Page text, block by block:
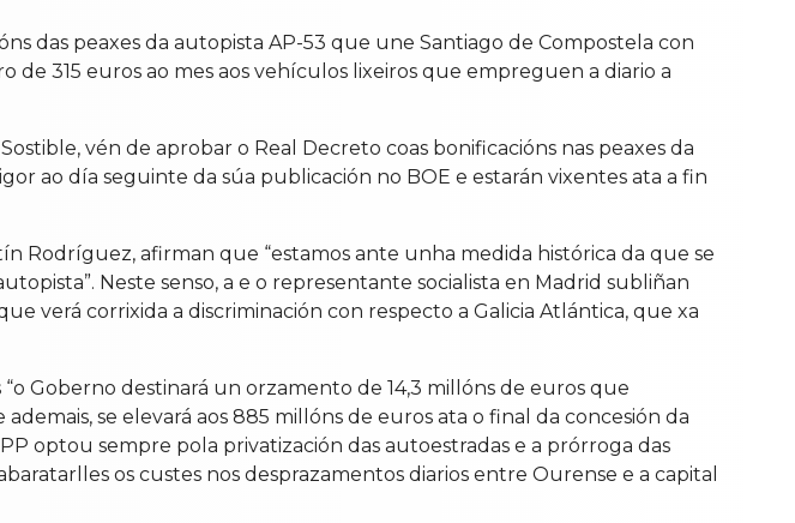
das peaxes da autopista AP-53 que une Santiago de Compostela con
de 315 euros ao mes aos vehículos lixeiros que empreguen a diario a
vén de aprobar o Real Decreto coas bonificacións nas peaxes da
ao día seguinte da súa publicación no BOE e estarán vixentes ata a fin
Rodríguez, afirman que “estamos ante unha medida histórica da que se
Neste senso, a e o representante socialista en Madrid subliñan
verá corrixida a discriminación con respecto a Galicia Atlántica, que xa
Goberno destinará un orzamento de 14,3 millóns de euros que
se elevará aos 885 millóns de euros ata o final da concesión da
optou sempre pola privatización das autoestradas e a prórroga das
os custes nos desprazamentos diarios entre Ourense e a capital